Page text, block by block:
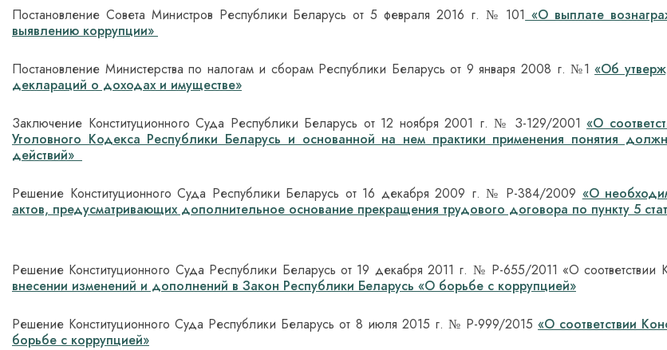
Постановление Совета Министров Республики Беларусь от 5 февраля 2016 г. № 101 «О выплате
выявлению коррупции»
Постановление Министерства по налогам и сборам Республики Беларусь от 9 января 2008 г. №1«Об
деклараций о доходах и имуществе»
Заключение Конституционного Суда Республики Беларусь от 12 ноября 2001 г. № З-129/2001«О
Уголовного Кодекса Республики Беларусь и основанной на нем практики применения понятия
действий»
Решение Конституционного Суда Республики Беларусь от 16 декабря 2009 г. № Р-384/2009 «О
актов, предусматривающих дополнительное основание прекращения трудового договора по пункту 5
Решение Конституционного Суда Республики Беларусь от 19 декабря 2011 г. № Р-655/2011 «О соответствии
внесении изменений и дополнений в Закон Республики Беларусь «О борьбе с коррупцией»
Решение Конституционного Суда Республики Беларусь от 8 июля 2015 г. № Р-999/2015«О соответствии
борьбе с коррупцией»